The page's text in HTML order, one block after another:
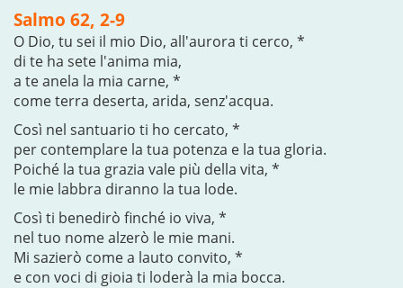
Salmo 62, 2-9
O Dio, tu sei il mio Dio, all'aurora ti cerco, *
di te ha sete l'anima mia,
a te anela la mia carne, *
come terra deserta, arida, senz'acqua.
Così nel santuario ti ho cercato, *
per contemplare la tua potenza e la tua gloria.
Poiché la tua grazia vale più della vita, *
le mie labbra diranno la tua lode.
Così ti benedirò finché io viva, *
nel tuo nome alzerò le mie mani.
Mi sazierò come a lauto convito, *
e con voci di gioia ti loderà la mia bocca.